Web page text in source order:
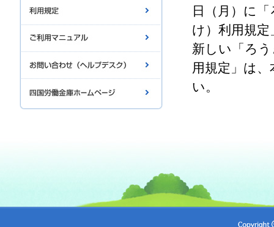
日（月）に
け）利用規
新しい「ろ
用規定」は
い。